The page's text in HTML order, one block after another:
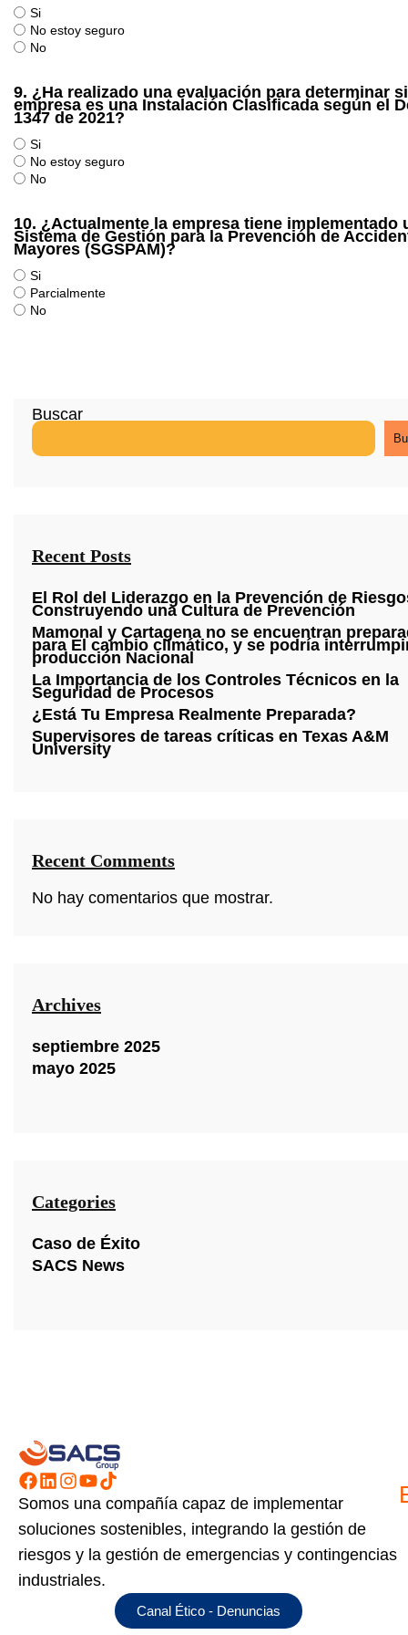
Buscar
Recent Posts
El Rol del Liderazgo en la Prevención de
Construyendo una Cultura de Prevención
Mamonal y Cartagena no se encuentran
para El cambio climático, y se podría
producción Nacional
La Importancia de los Controles Técnicos en la
Seguridad de Procesos
¿Está Tu Empresa Realmente Preparada?
Supervisores de tareas críticas en Texas A&M
University
Recent Comments
No hay comentarios que mostrar.
Archives
septiembre 2025
mayo 2025
Categories
Caso de Éxito
SACS News
Si
No estoy seguro
No
9. ¿Ha realizado una evaluación para determinar
empresa es una Instalación Clasificada según el
1347 de 2021?
Si
No estoy seguro
No
10. ¿Actualmente la empresa tiene implementado
Sistema de Gestión para la Prevención de
Mayores (SGSPAM)?
Si
Parcialmente
No
Somos una compañía capaz de implementar
soluciones sostenibles, integrando la gestión de
riesgos y la gestión de emergencias y contingencias
industriales.
Canal Ético - Denuncias